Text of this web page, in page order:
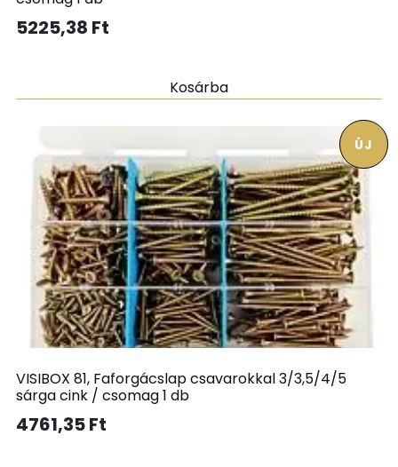
5225,38 Ft
Kosárba
VISIBOX 81, Faforgácslap csavarokkal 3/3,5/4/5
sárga cink / csomag 1 db
4761,35Ft
ÚJ